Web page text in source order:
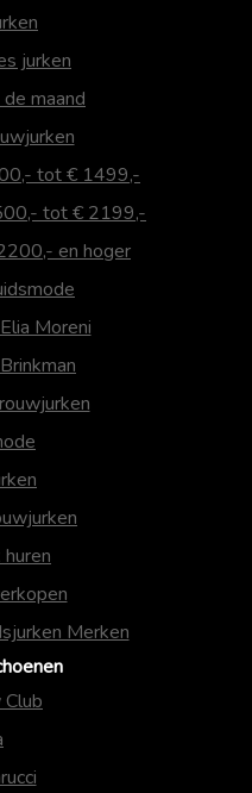
jurken
maand
tot € 1499,-
tot € 2199,-
en hoger
Moreni
Merken